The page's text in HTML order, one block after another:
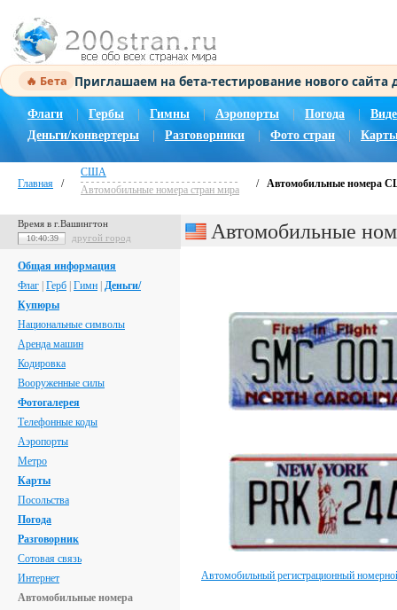
🔥 Бета Приглашаем на бета-тестирование нового
Флаги Гербы Гимны | Аэропорты Погода |
Деньги/конвертеры
Разговорники Фото стран
Главная /
США
Автомобильные номера стран мира
/ Автомобильные номера
Время в г.Вашингтон
10:40:40 другой город
Общая информация
Флаг Герб Гимн Деньги/
Купюры
Национальные символы
Аренда машин
Кодировка
Вооруженные силы
Фотогалерея
Телефонные коды
Аэропорты
Метро
Карты
Посольства
Погода
Разговорник
Сотовая связь
Интернет
Автомобильные номера
Автомобильные
Автомобильный регистрационный